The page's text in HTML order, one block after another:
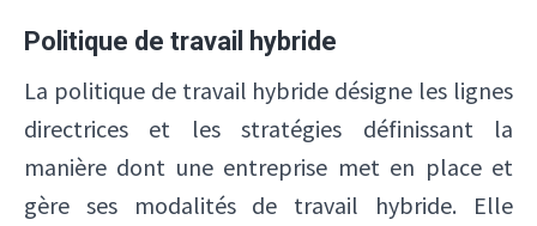
Politique de travail hybride
La politique de travail hybride désigne les lignes
directrices et les stratégies définissant la
manière dont une entreprise met en place et
gère ses modalités de travail hybride. Elle